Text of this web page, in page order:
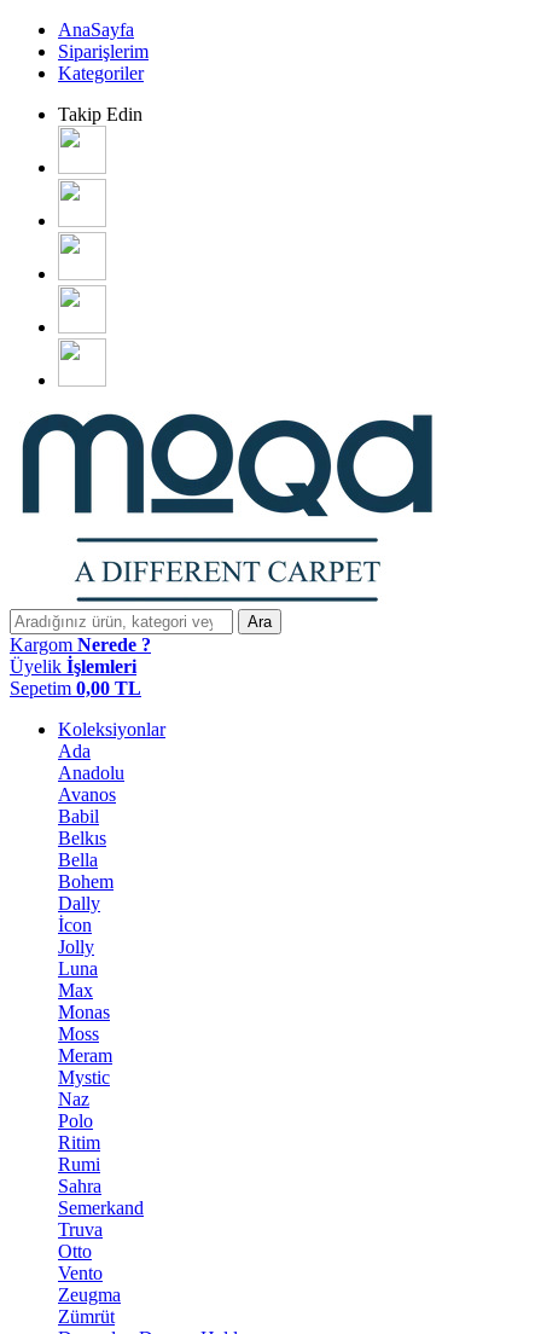
AnaSayfa
Siparişlerim
Kategoriler
Takip Edin
Ara
Kargom Nerede ?
Üyelik İşlemleri
Sepetim 0,00 TL
Koleksiyonlar
Ada
Anadolu
Avanos
Babil
Belkıs
Bella
Bohem
Dally
İcon
Jolly
Luna
Max
Monas
Moss
Meram
Mystic
Naz
Polo
Ritim
Rumi
Sahra
Semerkand
Truva
Otto
Vento
Zeugma
Zümrüt